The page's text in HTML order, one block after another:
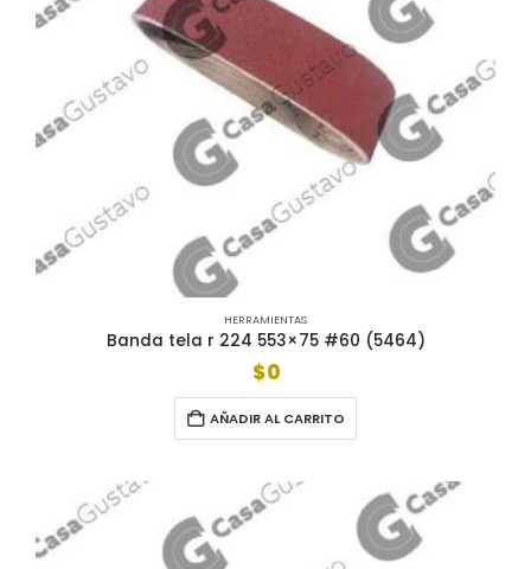
HERRAMIENTAS
Banda tela r 224 553×75 #60 (5464)
$0
AÑADIR AL CARRITO